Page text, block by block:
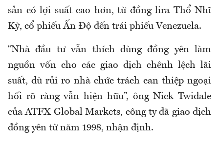
sản có lợi suất cao hơn, từ đồng lira Thổ Nhĩ
Kỳ, cổ phiếu Ấn Độ đến trái phiếu Venezuela.
“Nhà đầu tư vẫn thích dùng đồng yên làm
nguồn vốn cho các giao dịch chênh lệch lãi
suất, dù rủi ro nhà chức trách can thiệp ngoại
hối rõ ràng vẫn hiện hữu”, ông Nick Twidale
của ATFX Global Markets, công ty đã giao dịch
đồng yên từ năm 1998, nhận định.